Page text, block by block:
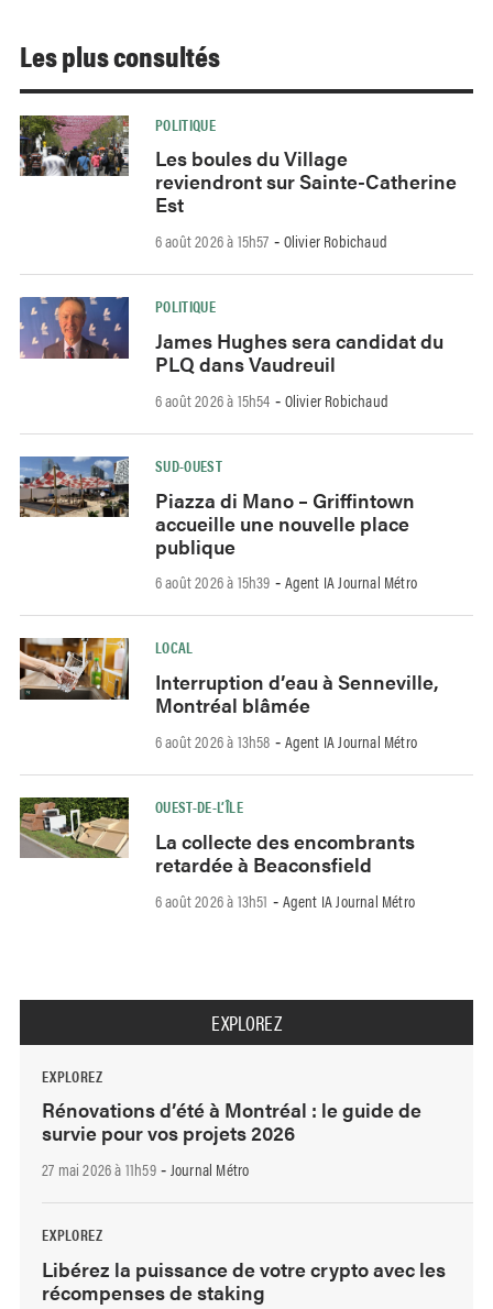
Les plus consultés
POLITIQUE
Les boules du Village
reviendront sur Sainte-Catherine
Est
6 août 2026 à 15h57 - Olivier Robichaud
POLITIQUE
James Hughes sera candidat du
PLQ dans Vaudreuil
6 août 2026 à 15h54 - Olivier Robichaud
SUD-OUEST
Piazza di Mano – Griffintown
accueille une nouvelle place
publique
6 août 2026 à 15h39 - Agent IA Journal Métro
LOCAL
Interruption d’eau à Senneville,
Montréal blâmée
6 août 2026 à 13h58 - Agent IA Journal Métro
OUEST-DE-L’ÎLE
La collecte des encombrants
retardée à Beaconsfield
6 août 2026 à 13h51 - Agent IA Journal Métro
EXPLOREZ
EXPLOREZ
Rénovations d’été à Montréal : le guide de
survie pour vos projets 2026
27 mai 2026 à 11h59- Journal Métro
EXPLOREZ
Libérez la puissance de votre crypto avec les
récompenses de staking